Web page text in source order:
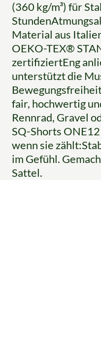
(360 kg/m³) für
Material aus
OEKO-TEX®
zertifiziertEng
unterstützt die
fair, hochwertig
Rennrad, Gravel
SQ-Shorts
wenn sie
im Gefühl.
Sattel.